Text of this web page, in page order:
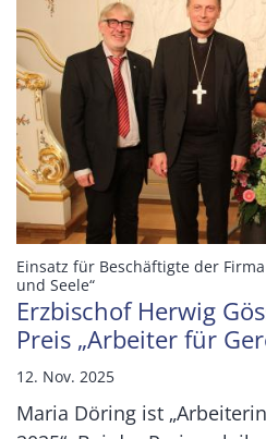
Einsatz für Beschäftigte der
und Seele“:
Erzbischof Herwig
Preis „Arbeiter für
12. Nov. 2025
Maria Döring ist